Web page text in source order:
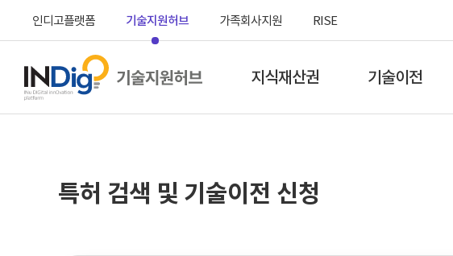
인디고플랫폼 기술지원허브 가족회사지원 RISE
지식재산권
전담특허사무소
기술이전
특허 검색 및 기술이전 신청